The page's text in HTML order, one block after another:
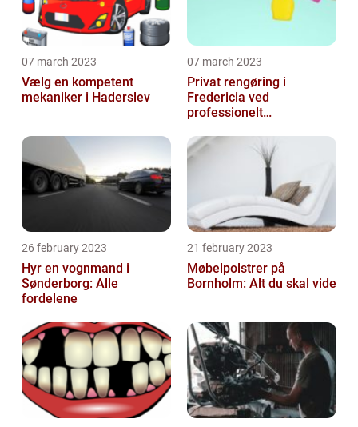
07 march 2023
Vælg en kompetent
mekaniker i Haderslev
07 march 2023
Privat rengøring i
Fredericia ved
professionelt
26 february 2023
Hyr en vognmand i
Sønderborg: Alle
fordelene
21 february 2023
Møbelpolstrer på
Bornholm: Alt du skal vide